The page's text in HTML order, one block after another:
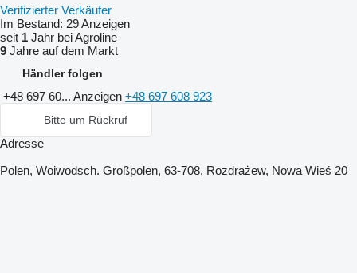
Verifizierter Verkäufer
Im Bestand: 29 Anzeigen
seit 1 Jahr bei Agroline
9 Jahre auf dem Markt
Händler folgen
+48 697 60... Anzeigen +48 697 608 923
Bitte um Rückruf
Adresse
Polen, Woiwodsch. Großpolen, 63-708, Rozdrażew, Nowa Wieś 20